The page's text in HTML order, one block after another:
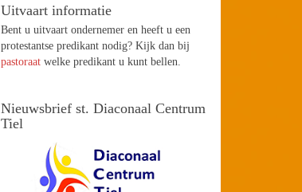
Uitvaart informatie
Bent u uitvaart ondernemer en heeft u een
protestantse predikant nodig? Kijk dan bij
pastoraat welke predikant u kunt bellen.
Nieuwsbrief st. Diaconaal Centrum
Tiel